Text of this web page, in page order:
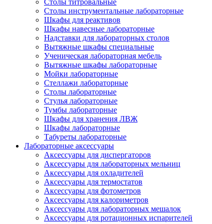
Столы титровальные
Столы инструментальные лабораторные
Шкафы для реактивов
Шкафы навесные лабораторные
Надставки для лабораторных столов
Вытяжные шкафы специальные
Ученическая лабораторная мебель
Вытяжные шкафы лабораторные
Мойки лабораторные
Стеллажи лабораторные
Столы лабораторные
Стулья лабораторные
Тумбы лабораторные
Шкафы для хранения ЛВЖ
Шкафы лабораторные
Табуреты лабораторные
Лабораторные аксессуары
Аксессуары для диспергаторов
Аксессуары для лабораторных мельниц
Аксессуары для охладителей
Аксессуары для термостатов
Аксессуары для фотометров
Аксессуары для калориметров
Аксессуары для лабораторных мешалок
Аксессуары для ротационных испарителей